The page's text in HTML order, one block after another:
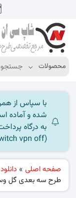
با سپاس از
شده و آماده
به درگاه
(switch vpn off)
صفحه اصلی »
طرح سه بعدی گل